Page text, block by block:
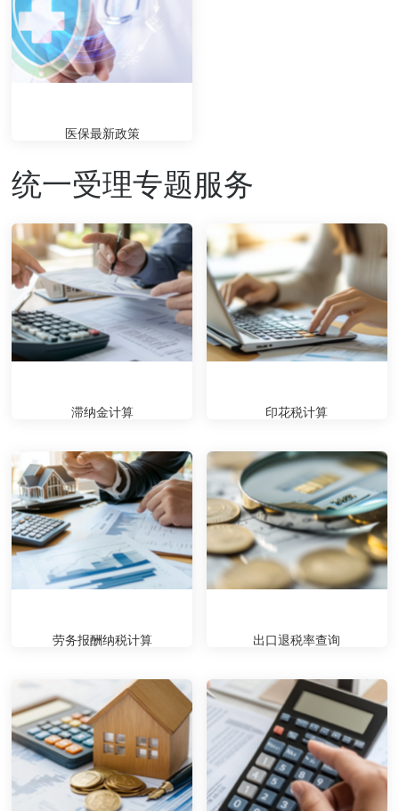
医保最新政策
统一受理专题服务
滞纳金计算 印花税计算
劳务报酬纳税计算 出口退税率查询